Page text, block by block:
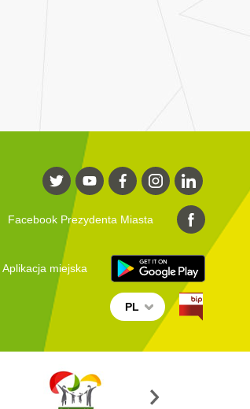
Facebook Prezydenta Miasta
Aplikacja miejska
PL